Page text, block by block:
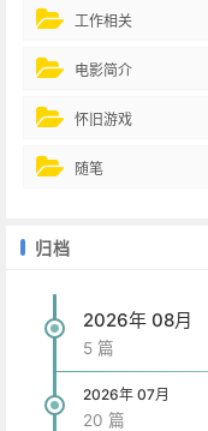
工作相关
电影简介
怀旧游戏
随笔
归档
2026年 08月
5 篇
2026年 07月
20 篇